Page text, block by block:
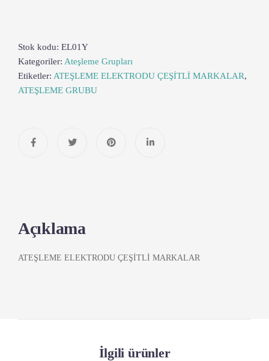
Stok kodu: EL01Y
Kategoriler: Ateşleme Grupları
Etiketler: ATEŞLEME ELEKTRODU ÇEŞİTLİ MARKALAR,
ATEŞLEME GRUBU
Açıklama
ATEŞLEME ELEKTRODU ÇEŞİTLİ MARKALAR
İlgili ürünler